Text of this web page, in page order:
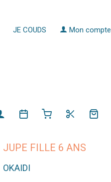
JE COUDS Mon compte
JUPE FILLE 6 ANS
OKAIDI